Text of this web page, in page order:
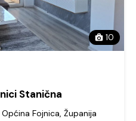
10
Stanična
Fojnica, Županija